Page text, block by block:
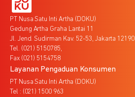
PT Nusa Satu Inti Artha (DOKU)
Gedung Artha Graha Lantai 11
Jl. Jend. Sudirman Kav. 52-53, Jakarta 12190
Tel. (021) 5150785,
Fax (021) 5154758
Layanan Pengaduan Konsumen
PT Nusa Satu Inti Artha (DOKU)
Tel : (021) 1500 963